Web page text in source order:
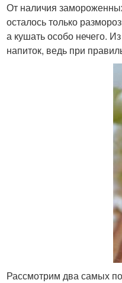
От наличия
осталось только
а кушать особо нечего.
напиток, ведь при
Рассмотрим два самых